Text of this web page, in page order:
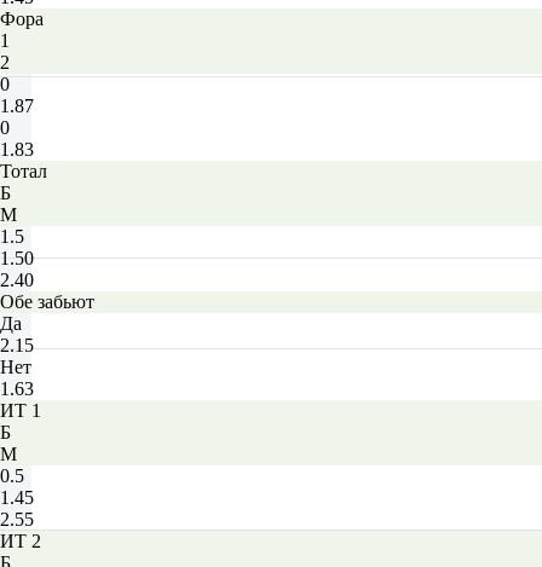
Фора
1
2
0
1.87
0
1.83
Тотал
Б
М
1.5
1.50
2.40
Обе забьют
Да
2.15
Нет
1.63
ИТ 1
Б
М
0.5
1.45
2.55
ИТ 2
Б